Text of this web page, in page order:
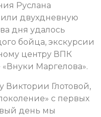
Руслана
двухдневную
дня удалось
бойца, экскурсии
центру ВПК
«Внуки Маргелова».
Виктории Глотовой,
с первых
день мы